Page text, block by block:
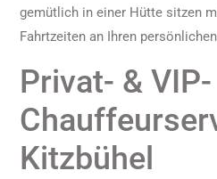
gemütlich in einer Hütte sitzen
Fahrtzeiten an Ihren
Privat- & VIP-
Kitzbühel